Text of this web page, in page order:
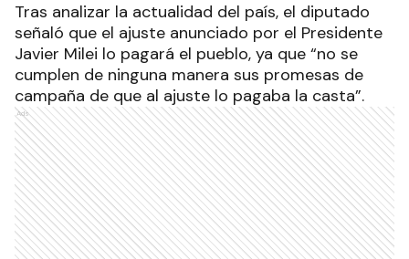
Tras analizar la actualidad del país, el diputado
señaló que el ajuste anunciado por el Presidente
Javier Milei lo pagará el pueblo, ya que “no se
cumplen de ninguna manera sus promesas de
campaña de que al ajuste lo pagaba la casta”.
Ads